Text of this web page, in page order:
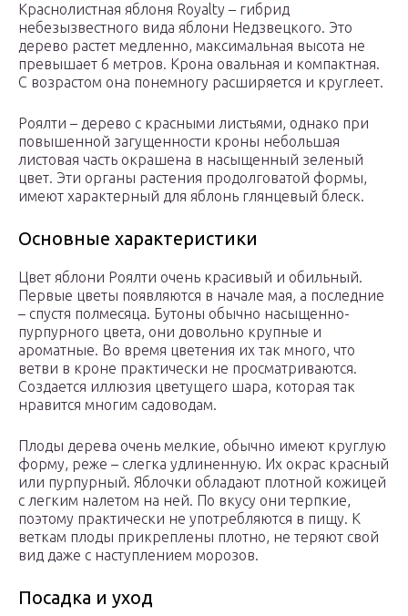
Краснолистная яблоня Royalty – гибрид
небезызвестного вида яблони Недзвецкого. Это
дерево растет медленно, максимальная высота не
превышает 6 метров. Крона овальная и компактная.
С возрастом она понемногу расширяется и круглеет.
Роялти – дерево с красными листьями, однако при
повышенной загущенности кроны небольшая
листовая часть окрашена в насыщенный зеленый
цвет. Эти органы растения продолговатой формы,
имеют характерный для яблонь глянцевый блеск.
Основные характеристики
Цвет яблони Роялти очень красивый и обильный.
Первые цветы появляются в начале мая, а последние
– спустя полмесяца. Бутоны обычно насыщенно-
пурпурного цвета, они довольно крупные и
ароматные. Во время цветения их так много, что
ветви в кроне практически не просматриваются.
Создается иллюзия цветущего шара, которая так
нравится многим садоводам.
Плоды дерева очень мелкие, обычно имеют круглую
форму, реже – слегка удлиненную. Их окрас красный
или пурпурный. Яблочки обладают плотной кожицей
с легким налетом на ней. По вкусу они терпкие,
поэтому практически не употребляются в пищу. К
веткам плоды прикреплены плотно, не теряют свой
вид даже с наступлением морозов.
Посадка и уход